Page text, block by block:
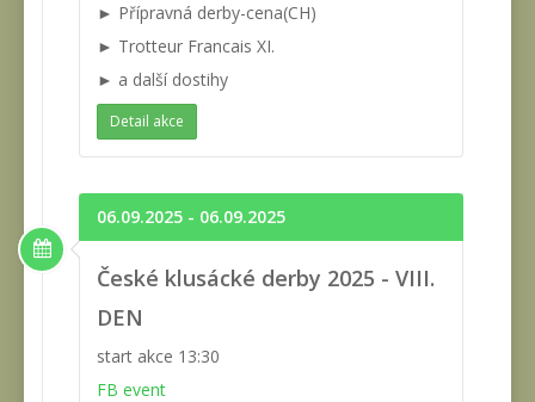
► Přípravná derby-cena(CH)
► Trotteur Francais XI.
► a další dostihy
Detail akce
06.09.2025 - 06.09.2025
České klusácké derby 2025 - VIII.
DEN
start akce 13:30
FB event